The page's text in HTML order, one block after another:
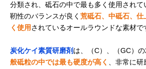
分類され、砥石の中で最も多く使用されて
靭性のバランスが良く 荒砥石、中砥石、
く使用されているオールラウンドな素材で
炭化ケイ素質研磨剤は、（C）、（GC）の
般砥粒の中では最も硬度が高く
、非常に